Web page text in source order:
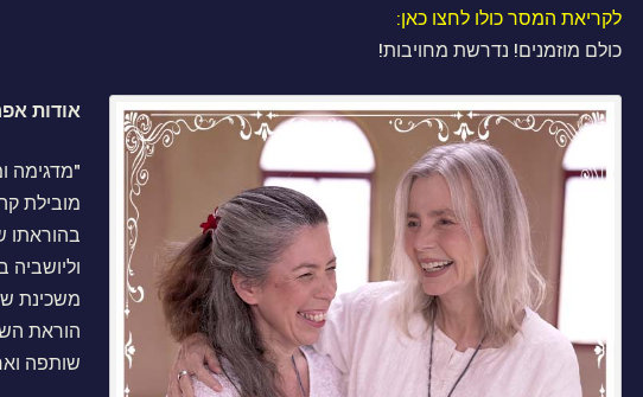
לקריאת המסר כולו לחצו כאן:
כולם מוזמנים! נדרשת מחויבות!
אודות
"מדגימה
מובילת
בהוראתו
משכינת
הוראת
שותפה